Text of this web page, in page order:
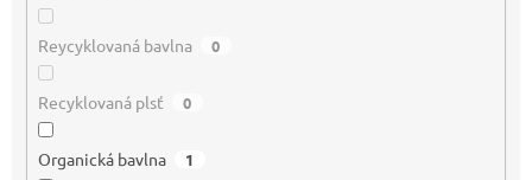
Reycyklovaná bavlna 0
Recyklovaná plsť 0
Organická bavlna 1